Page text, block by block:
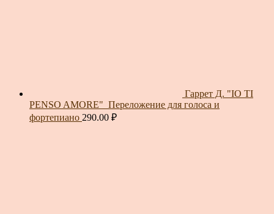
Гаррет Д. "IO TI
PENSO AMORE"_Переложение для голоса и
фортепиано 290.00 ₽